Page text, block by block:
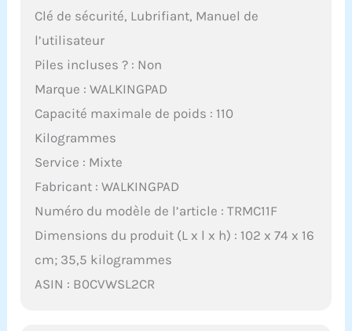
Clé de sécurité, Lubrifiant, Manuel de
l’utilisateur
Piles incluses ? : Non
Marque : WALKINGPAD
Capacité maximale de poids : 110
Kilogrammes
Service : Mixte
Fabricant : WALKINGPAD
Numéro du modèle de l’article : TRMC11F
Dimensions du produit (L x l x h) : 102 x 74 x 16
cm; 35,5 kilogrammes
ASIN : B0CVWSL2CR